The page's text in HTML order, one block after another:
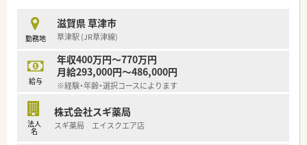
があるのも特徴です
勤務地
滋賀県 草津市
草津駅 (JR草津線)
給与
年収400万円～770万円
月給293,000円～486,000円
※経験・年齢・選択コースによります
法人
名
株式会社スギ薬局
スギ薬局 エイスクエア店